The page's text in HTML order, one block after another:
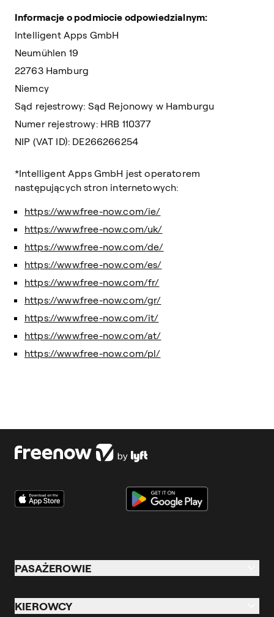
Informacje o podmiocie odpowiedzialnym:
Intelligent Apps GmbH
Neumühlen 19
22763 Hamburg
Niemcy
Sąd rejestrowy: Sąd Rejonowy w Hamburgu
Numer rejestrowy: HRB 110377
NIP (VAT ID): DE266266254
*Intelligent Apps GmbH jest operatorem
następujących stron internetowych:
https://www.free-now.com/ie/
https://www.free-now.com/uk/
https://www.free-now.com/de/
https://www.free-now.com/es/
https://www.free-now.com/fr/
https://www.free-now.com/gr/
https://www.free-now.com/it/
https://www.free-now.com/at/
https://www.free-now.com/pl/
PASAŻEROWIE
KIEROWCY